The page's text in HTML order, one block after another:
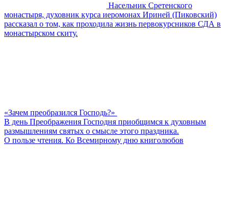
Насельник Сретенского
монастыря, духовник курса иеромонах Ириней (Пиковский)
рассказал о том, как проходила жизнь первокурсников СДА в
монастырском скиту.
«Зачем преобразился Господь?»
В день Преображения Господня приобщимся к духовным
размышлениям святых о смысле этого праздника.
О пользе чтения. Ко Всемирному дню книголюбов